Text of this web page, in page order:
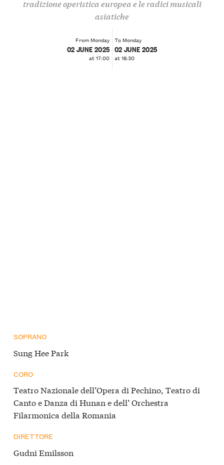
tradizione operistica europea e le radici musicali
asiatiche
From Monday
02 JUNE 2025
at 17:00
To Monday
02 JUNE 2025
at 18:30
SOPRANO
Sung Hee Park
CORO
Teatro Nazionale dell’Opera di Pechino, Teatro di
Canto e Danza di Hunan e dell’ Orchestra
Filarmonica della Romania
DIRETTORE
Gudni Emilsson